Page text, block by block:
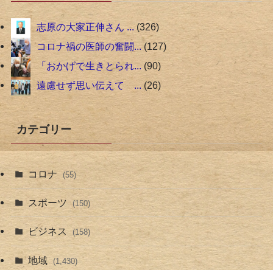
志原の大家正伸さん ... 326
コロナ禍の医師の奮闘... 127
「おかげで生きとられ... 90
遠慮せず思い伝えて ... 26
カテゴリー
コロナ (55)
スポーツ (150)
ビジネス (158)
地域 (1,430)